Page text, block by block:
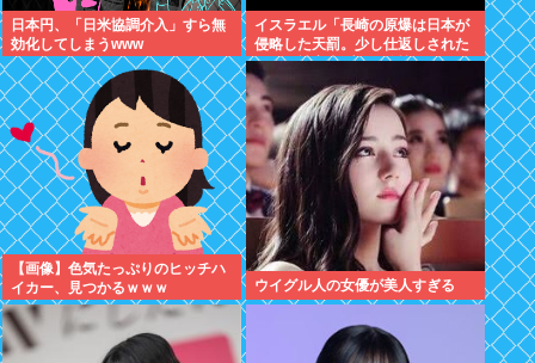
日本円、「日米協調介入」すら無
効化してしまうwww
イスラエル「長崎の原爆は日本が
侵略した天罰。少し仕返しされた
だけで被害者ヅラ。追悼されるべ
きは侵略された中国や韓国の人々
だよ
【画像】色気たっぷりのヒッチハ
イカー、見つかるｗｗｗ
ウイグル人の女優が美人すぎる